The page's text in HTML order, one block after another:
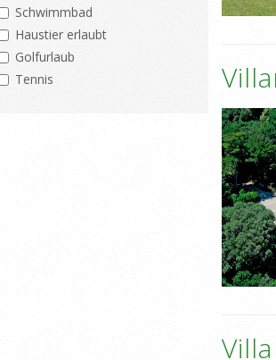
Schwimmbad
Haustier erlaubt
Golfurlaub
Tennis